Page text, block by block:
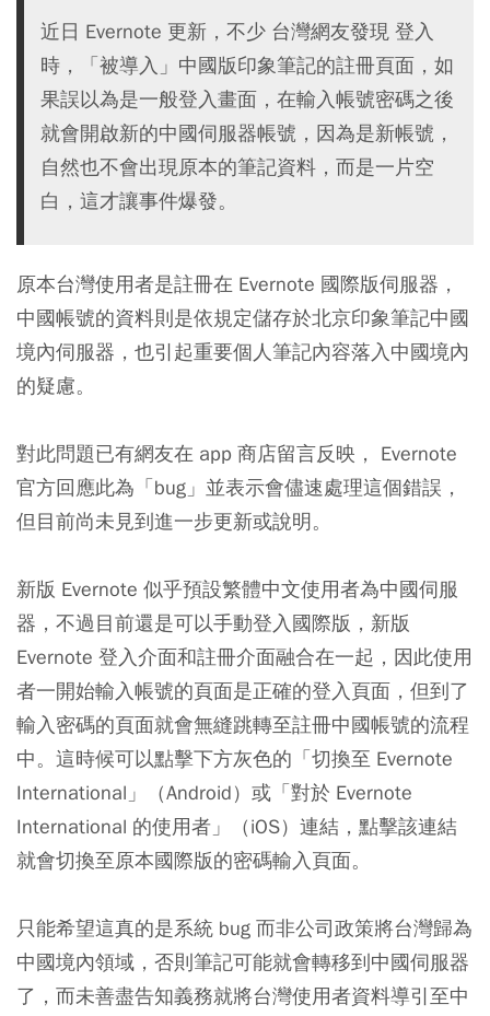
近日 Evernote 更新，不少 台灣網友發現 登入
時，「被導入」中國版印象筆記的註冊頁面，如
果誤以為是一般登入畫面，在輸入帳號密碼之後
就會開啟新的中國伺服器帳號，因為是新帳號，
自然也不會出現原本的筆記資料，而是一片空
白，這才讓事件爆發。
原本台灣使用者是註冊在 Evernote 國際版伺服器，
中國帳號的資料則是依規定儲存於北京印象筆記中國
境內伺服器，也引起重要個人筆記內容落入中國境內
的疑慮。
對此問題已有網友在 app 商店留言反映， Evernote
官方回應此為「bug」並表示會儘速處理這個錯誤，
但目前尚未見到進一步更新或說明。
新版 Evernote 似乎預設繁體中文使用者為中國伺服
器，不過目前還是可以手動登入國際版，新版
Evernote 登入介面和註冊介面融合在一起，因此使用
者一開始輸入帳號的頁面是正確的登入頁面，但到了
輸入密碼的頁面就會無縫跳轉至註冊中國帳號的流程
中。這時候可以點擊下方灰色的「切換至 Evernote
International」（Android）或「對於 Evernote
International 的使用者」（iOS）連結，點擊該連結
就會切換至原本國際版的密碼輸入頁面。
只能希望這真的是系統 bug 而非公司政策將台灣歸為
中國境內領域，否則筆記可能就會轉移到中國伺服器
了，而未善盡告知義務就將台灣使用者資料導引至中